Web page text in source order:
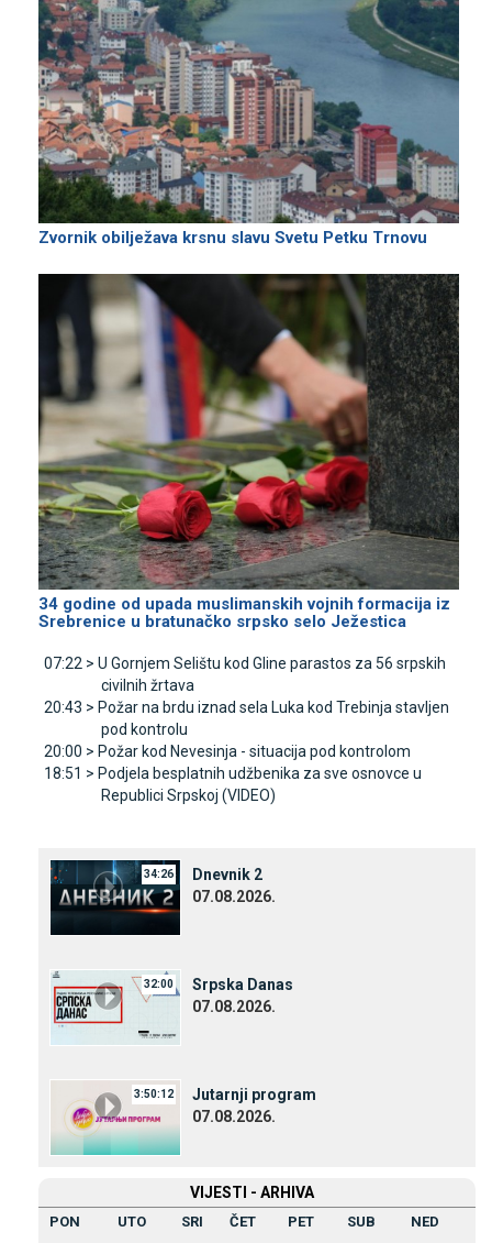
Zvornik obilježava krsnu slavu Svetu Petku Trnovu
34 godine od upada muslimanskih vojnih formacija iz
Srebrenice u bratunačko srpsko selo Јežestica
07:22 > U Gornjem Selištu kod Gline parastos za 56 srpskih
civilnih žrtava
20:43 > Požar na brdu iznad sela Luka kod Trebinja stavljen
pod kontrolu
20:00 > Požar kod Nevesinja - situacija pod kontrolom
18:51 > Podjela besplatnih udžbenika za sve osnovce u
Republici Srpskoj (VIDEO)
34:26
Dnevnik 2
07.08.2026.
32:00
Srpska Danas
07.08.2026.
3:50:12
Јutarnji program
07.08.2026.
VIЈESTI - ARHIVA
PON UTO SRI ČET PET SUB NED